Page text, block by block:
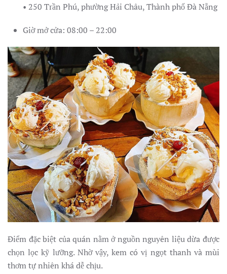
• 250 Trần Phú, phường Hải Châu, Thành phố Đà Nẵng
Giờ mở cửa: 08:00 – 22:00
Điểm đặc biệt của quán nằm ở nguồn nguyên liệu dừa được
chọn lọc kỹ lưỡng. Nhờ vậy, kem có vị ngọt thanh và mùi
thơm tự nhiên khá dễ chịu.